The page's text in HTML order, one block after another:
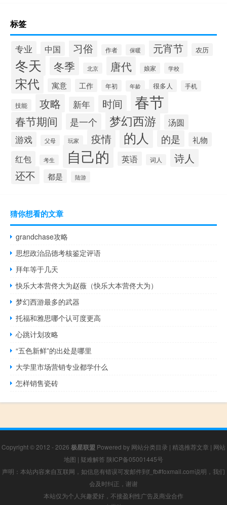
标签
专业 中国 习俗 作者 保暖 元宵节 农历
冬天 冬季 北京 唐代 娘家 学校
宋代 寓意 工作 年初 年龄 很多人 手机
技能 攻略 新年 时间 春节
春节期间 是一个 梦幻西游
汤圆
游戏
父母 玩家 疫情 的人 的是 礼物
红包 考生 自己的 英语 词人
诗人
还不
都是 陆游
猜你想看的文章
grandchase攻略
思想政治品德考核鉴定评语
拜年等于几天
快乐大本营佟大为赵薇（快乐大本营佟大为）
梦幻西游最多的武器
托福和雅思哪个认可度更高
心跳计划攻略
“五色新鲜”的出处是哪里
大学里市场营销专业都学什么
怎样销售瓷砖
Copyright © 2012 - 2026 极星联盟 Powered by 网站分类目录 | 精选推荐文章 | 网站
地图 | 疑难解答 陕ICP备05001445号
声明：本站内容来自互联网，如信息有错误可发邮件到f_fb#foxmail.com说明，我们
会及时纠正，谢谢
本站仅为个人兴趣爱好，不接盈利性广告及商业合作